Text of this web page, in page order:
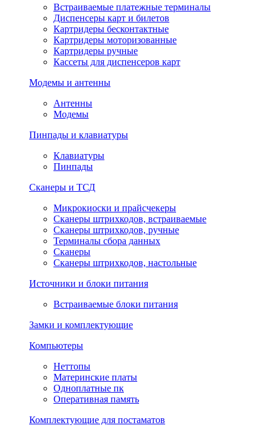
Встраиваемые платежные терминалы
Диспенсеры карт и билетов
Картридеры бесконтактные
Картридеры моторизованные
Картридеры ручные
Кассеты для диспенсеров карт
Модемы и антенны
Антенны
Модемы
Пинпады и клавиатуры
Клавиатуры
Пинпады
Сканеры и ТСД
Микрокиоски и прайсчекеры
Сканеры штрихкодов, встраиваемые
Сканеры штрихкодов, ручные
Терминалы сбора данных
Сканеры
Сканеры штрихкодов, настольные
Источники и блоки питания
Встраиваемые блоки питания
Замки и комплектующие
Компьютеры
Неттопы
Материнские платы
Одноплатные пк
Оперативная память
Комплектующие для постаматов